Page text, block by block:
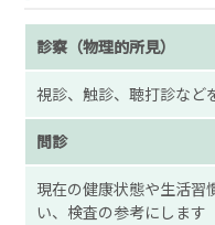
診察（物理的所見）
視診、触診、聴打診など
問診
現在の健康状態や生活習
い、検査の参考にします